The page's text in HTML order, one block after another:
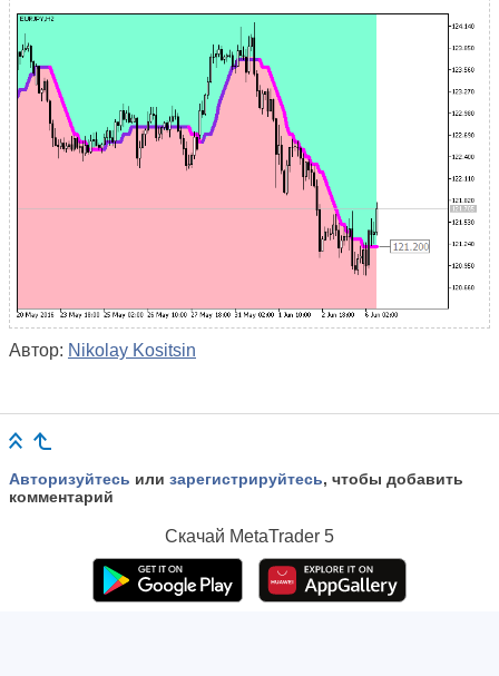
Автор: Nikolay Kositsin
Авторизуйтесь или зарегистрируйтесь, чтобы добавить
комментарий
Скачай MetaTrader 5